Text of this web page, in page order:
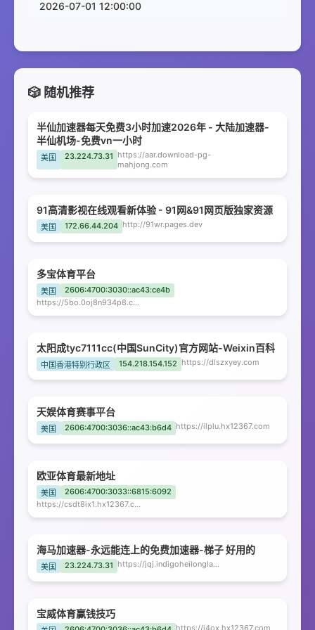
2026-07-01 12:00:00
🎲 随机推荐
半仙加速器每天免费3小时加速2026年 - 大陆加速器-
半仙机场-免费vn一小时
美国 23.224.73.31 https://aar.download-pg-
mahjong.com
91高清影视在线观看新体验 - 91网&91网页版独家资源
美国 172.66.44.204 http://91wr.pages.dev
多宝体育平台
美国
2606:4700:3030::ac43:ce4b
https://5bo.0oj8n934p8.com
太阳成tyc7111cc(中国SunCity)官方网站-Weixin百科
中国香港特别行政区 154.218.154.152 https://dlszxyey.com
天娱体育赛事平台
美国 2606:4700:3036::ac43:b6d4 https://ilplu.hx12367.com
欧亚体育最新地址
美国
2606:4700:3033::6815:6092
https://csdt8ix1.hx12367.com
海马加速器-永远能连上的免费加速器-梯子 好用的
美国 23.224.73.31 https://jqj.indigoheilonglake.com
宝威体育赢钱技巧
https://i4ox.hx12367.com